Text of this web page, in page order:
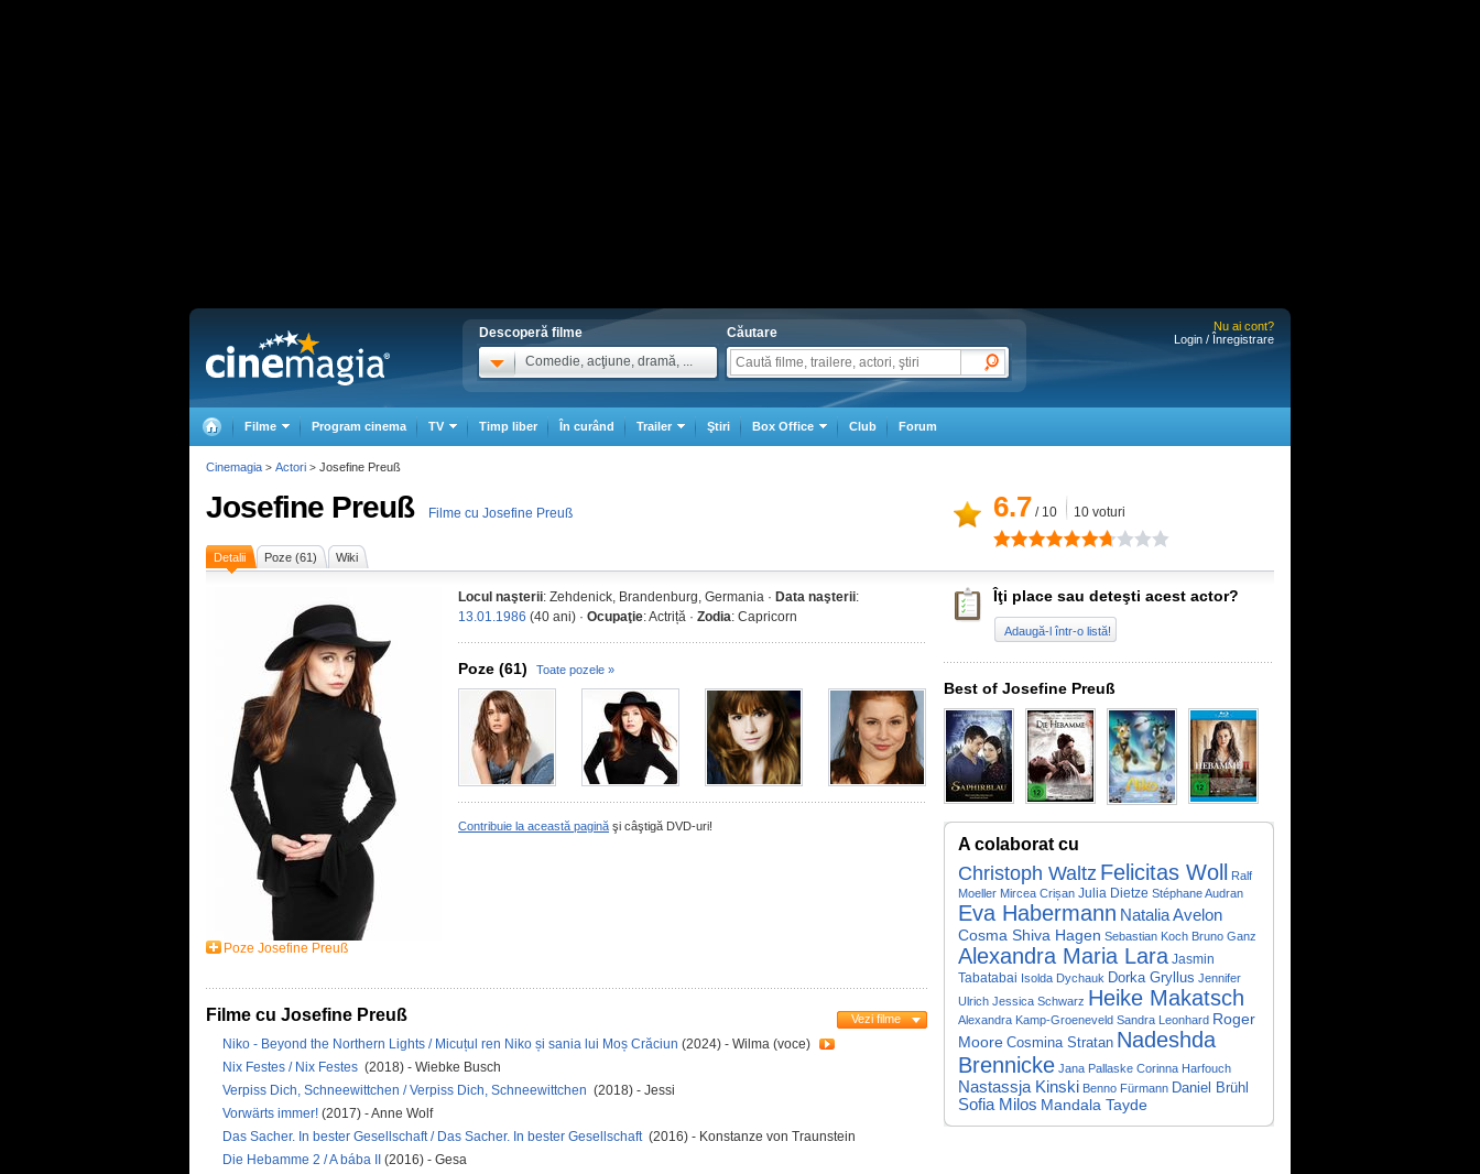
Descoperă filme
Comedie, acţiune, dramă, ...
Căutare
Nu ai cont?
Login / Înregistrare
Filme Program cinema TV Timp liber În curând Trailer Ştiri Box Office Club Forum
Josefine Preuß Filme cu Josefine Preuß 6.7 / 10 10 voturi
Detalii Poze (61) Wiki
Poze Josefine Preuß
Locul naşterii: Zehdenick, Brandenburg, Germania · Data naşterii:
13.01.1986 (40 ani) · Ocupaţie: Actriță · Zodia: Capricorn
Poze (61) Toate pozele »
Contribuie la această pagină şi câştigă DVD-uri!
Filme cu Josefine Preuß Vezi filme
Niko - Beyond the Northern Lights / Micuțul ren Niko și sania lui Moș Crăciun (2024) - Wilma (voce)
Nix Festes / Nix Festes (2018) - Wiebke Busch
Verpiss Dich, Schneewittchen / Verpiss Dich, Schneewittchen (2018) - Jessi
Vorwärts immer! (2017) - Anne Wolf
Das Sacher. In bester Gesellschaft / Das Sacher. In bester Gesellschaft (2016) - Konstanze von Traunstein
Die Hebamme 2 / A bába II
(2016) - Gesa
Îţi place sau deteşti acest actor?
Adaugă-l într-o listă!
Best of Josefine Preuß
A colaborat cu
Christoph Waltz Felicitas Woll
Ralf
Moeller Mircea Crișan Julia Dietze Stéphane Audran
Eva Habermann Natalia Avelon
Cosma Shiva Hagen Sebastian Koch Bruno Ganz
Alexandra Maria Lara Jasmin
Tabatabai Isolda Dychauk Dorka Gryllus Jennifer
Ulrich Jessica Schwarz Heike Makatsch
Alexandra Kamp-Groeneveld Sandra Leonhard Roger
Moore Cosmina Stratan Nadeshda
Brennicke Jana Pallaske Corinna Harfouch
Nastassja Kinski Benno Fürmann Daniel Brühl
Sofia Milos Mandala Tayde
Cinemagia > Actori > Josefine Preuß